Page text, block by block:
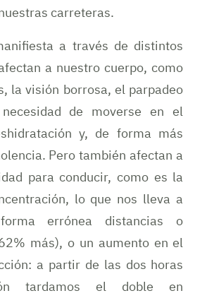
carreteras.
a través de distintos
a nuestro cuerpo, como
la visión borrosa, el parpadeo
de moverse en el
y, de forma más
Pero también afectan a
para conducir, como es la
lo que nos lleva a
errónea distancias o
más), o un aumento en el
a partir de las dos horas
tardamos el doble en